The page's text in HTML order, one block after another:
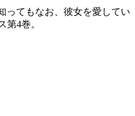
ってもなお、彼女を愛してい
4巻。